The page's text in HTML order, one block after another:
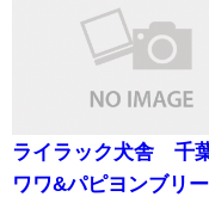
ライラック犬舎 千
ワワ&パピヨンブリ